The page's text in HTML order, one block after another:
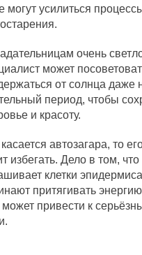
могут усилиться
очень
может
от солнца даже
период, чтобы
и красоту.
автозагара, то
избегать. Дело в том, что
клетки
притягивать
привести к